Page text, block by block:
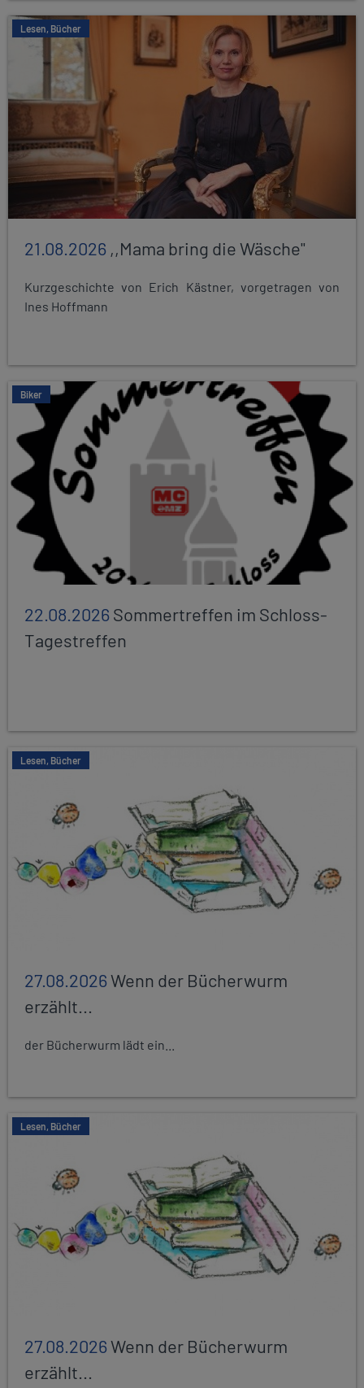
Lesen, Bücher
21.08.2026 ,,Mama bring die Wäsche"
Kurzgeschichte von Erich Kästner, vorgetragen von
Ines Hoffmann
Biker
22.08.2026Sommertreffen im Schloss-
Tagestreffen
Lesen, Bücher
27.08.2026Wenn der Bücherwurm
erzählt...
der Bücherwurm lädt ein...
Lesen, Bücher
27.08.2026Wenn der Bücherwurm
erzählt...